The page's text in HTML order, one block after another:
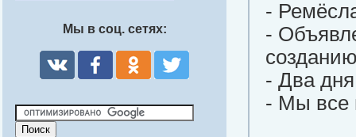
Мы в соц. сетях:
-
-
- Два
- Мы все